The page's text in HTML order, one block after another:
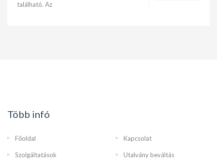
található. Az
Több infó
Főoldal Kapcsolat
Szolgáltatások Utalvány beváltás